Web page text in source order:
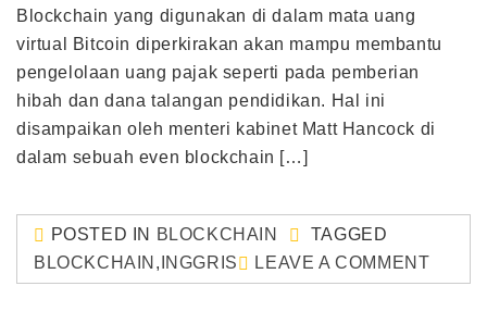
Blockchain yang digunakan di dalam mata uang
virtual Bitcoin diperkirakan akan mampu membantu
pengelolaan uang pajak seperti pada pemberian
hibah dan dana talangan pendidikan. Hal ini
disampaikan oleh menteri kabinet Matt Hancock di
dalam sebuah even blockchain […]
POSTED IN BLOCKCHAIN
TAGGED
BLOCKCHAIN , INGGRIS LEAVE A COMMENT